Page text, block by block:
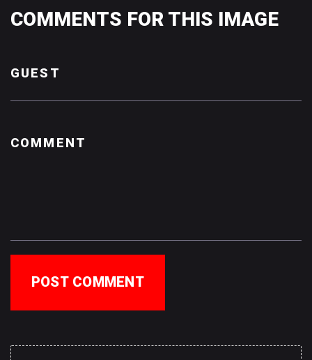
COMMENTS FOR THIS IMAGE
POST COMMENT